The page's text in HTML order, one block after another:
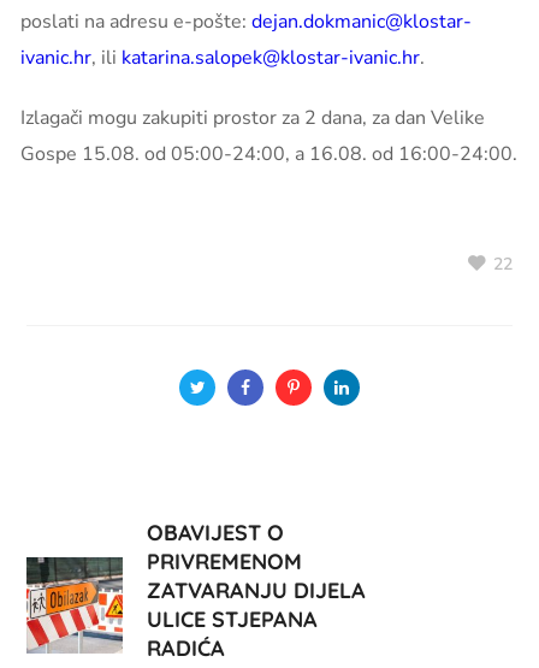
poslati na adresu e-pošte:dejan.dokmanic@klostar-
ivanic.hr, ili katarina.salopek@klostar-ivanic.hr.
Izlagači mogu zakupiti prostor za 2 dana, za dan Velike
Gospe 15.08. od 05:00-24:00, a 16.08. od 16:00-24:00.
22
OBAVIJEST O
PRIVREMENOM
ZATVARANJU DIJELA
ULICE STJEPANA
RADIĆA